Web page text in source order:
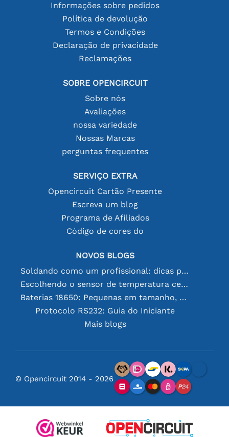
Informações sobre pedidos
Política de devolução
Termos e Condições
Declaração de privacidade
Reclamações
SOBRE OPENCIRCUIT
Sobre nós
Avaliações
nossa variedade
Nossas Marcas
perguntas frequentes
SERVIÇO EXTRA
Opencircuit Cartão Presente
Escreva um blog
Programa de Afiliados
Código de cores do
NOVOS BLOGS
Soldando como um profissional: dicas para conexões eletrônicas perfeitas
Escolhendo o sensor de temperatura certo [youtube]
Baterias 18650: Pequenas em tamanho, grandes em desempenho
Protocolo RS232: Guia do Iniciante
Mais blogs
© Opencircuit 2014 - 2026